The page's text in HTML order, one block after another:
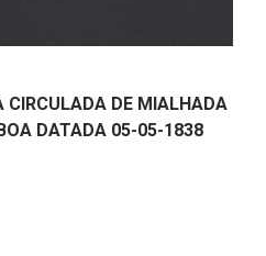
CIRCULADA DE MIALHADA
DATADA 05-05-1838